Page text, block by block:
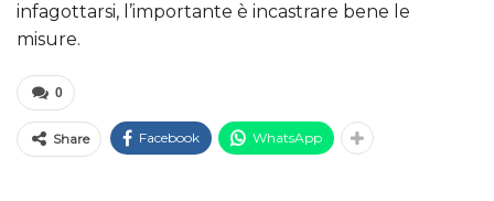
infagottarsi, l’importante è incastrare bene le
misure.
0
Share Facebook WhatsApp